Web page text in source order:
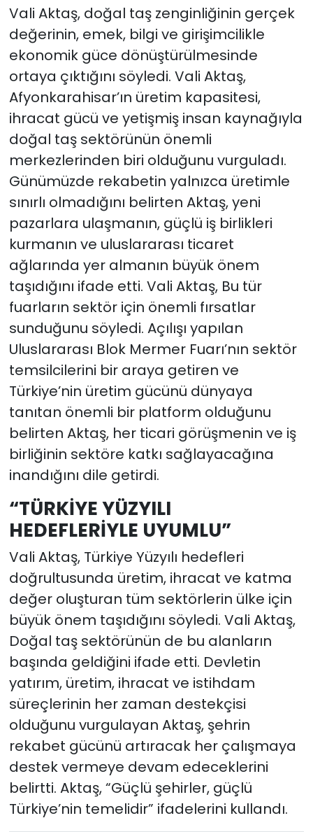
Vali Aktaş, doğal taş zenginliğinin gerçek
değerinin, emek, bilgi ve girişimcilikle
ekonomik güce dönüştürülmesinde
ortaya çıktığını söyledi. Vali Aktaş,
Afyonkarahisar’ın üretim kapasitesi,
ihracat gücü ve yetişmiş insan kaynağıyla
doğal taş sektörünün önemli
merkezlerinden biri olduğunu vurguladı.
Günümüzde rekabetin yalnızca üretimle
sınırlı olmadığını belirten Aktaş, yeni
pazarlara ulaşmanın, güçlü iş birlikleri
kurmanın ve uluslararası ticaret
ağlarında yer almanın büyük önem
taşıdığını ifade etti. Vali Aktaş, Bu tür
fuarların sektör için önemli fırsatlar
sunduğunu söyledi. Açılışı yapılan
Uluslararası Blok Mermer Fuarı’nın sektör
temsilcilerini bir araya getiren ve
Türkiye’nin üretim gücünü dünyaya
tanıtan önemli bir platform olduğunu
belirten Aktaş, her ticari görüşmenin ve iş
birliğinin sektöre katkı sağlayacağına
inandığını dile getirdi.
“TÜRKİYE YÜZYILI
HEDEFLERİYLE UYUMLU”
Vali Aktaş, Türkiye Yüzyılı hedefleri
doğrultusunda üretim, ihracat ve katma
değer oluşturan tüm sektörlerin ülke için
büyük önem taşıdığını söyledi. Vali Aktaş,
Doğal taş sektörünün de bu alanların
başında geldiğini ifade etti. Devletin
yatırım, üretim, ihracat ve istihdam
süreçlerinin her zaman destekçisi
olduğunu vurgulayan Aktaş, şehrin
rekabet gücünü artıracak her çalışmaya
destek vermeye devam edeceklerini
belirtti. Aktaş, “Güçlü şehirler, güçlü
Türkiye’nin temelidir” ifadelerini kullandı.